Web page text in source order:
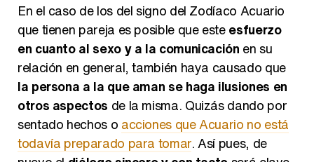
En el caso de los del signo del Zodíaco Acuario
que tienen pareja es posible que esteesfuerzo
en cuanto al sexo y a la comunicación en su
relación en general, también haya causado que
la persona a la que aman se haga ilusiones en
otros aspectos de la misma. Quizás dando por
sentado hechos o acciones que Acuario no está
todavía preparado para tomar. Así pues, de